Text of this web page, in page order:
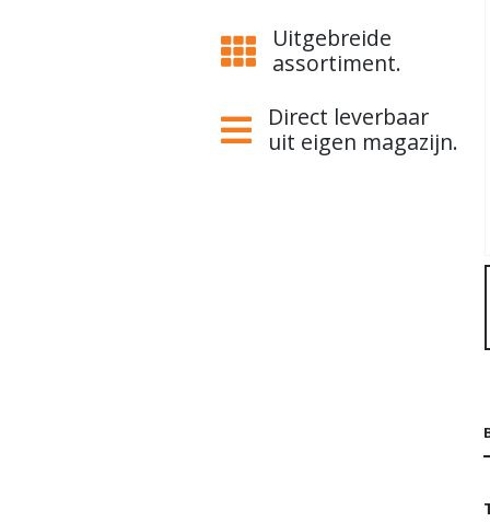
Uitgebreide
assortiment.
Direct leverbaar
uit eigen magazijn.